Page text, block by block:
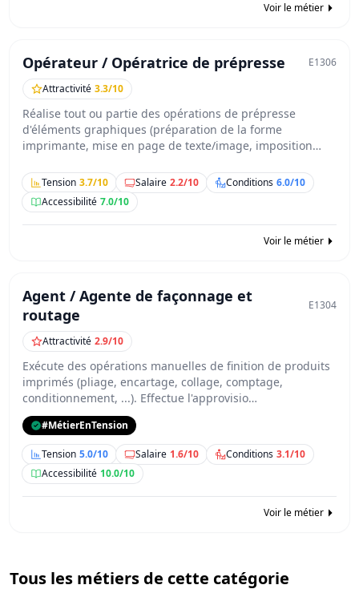
Voir le métier
Opérateur / Opératrice de prépresse
E1306
Attractivité 3.3/10
Réalise tout ou partie des opérations de prépresse
d'éléments graphiques (préparation de la forme
imprimante, mise en page de texte/image, imposition…
Tension 3.7/10 Salaire 2.2/10 Conditions 6.0/10
Accessibilité 7.0/10
Voir le métier
Agent / Agente de façonnage et
routage
E1304
Attractivité 2.9/10
Exécute des opérations manuelles de finition de produits
imprimés (pliage, encartage, collage, comptage,
conditionnement, ...). Effectue l'approvisio…
#MétierEnTension
Tension 5.0/10 Salaire 1.6/10 Conditions 3.1/10
Accessibilité 10.0/10
Voir le métier
Tous les métiers de cette catégorie